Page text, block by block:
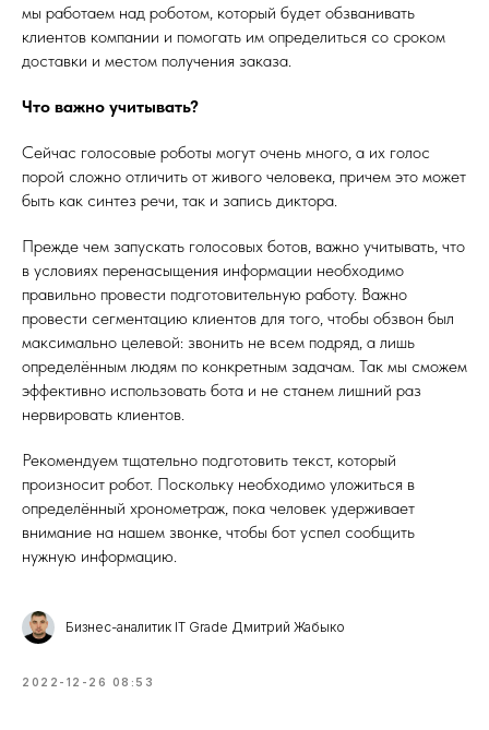
мы работаем над роботом, который будет обзванивать
клиентов компании и помогать им определиться со сроком
доставки и местом получения заказа.
Что важно учитывать?
Сейчас голосовые роботы могут очень много, а их голос
порой сложно отличить от живого человека, причем это может
быть как синтез речи, так и запись диктора.
Прежде чем запускать голосовых ботов, важно учитывать, что
в условиях перенасыщения информации необходимо
правильно провести подготовительную работу. Важно
провести сегментацию клиентов для того, чтобы обзвон был
максимально целевой: звонить не всем подряд, а лишь
определённым людям по конкретным задачам. Так мы сможем
эффективно использовать бота и не станем лишний раз
нервировать клиентов.
Рекомендуем тщательно подготовить текст, который
произносит робот. Поскольку необходимо уложиться в
определённый хронометраж, пока человек удерживает
внимание на нашем звонке, чтобы бот успел сообщить
нужную информацию.
Бизнес-аналитик IT Grade Дмитрий Жабыко
2022-12-26 08:53